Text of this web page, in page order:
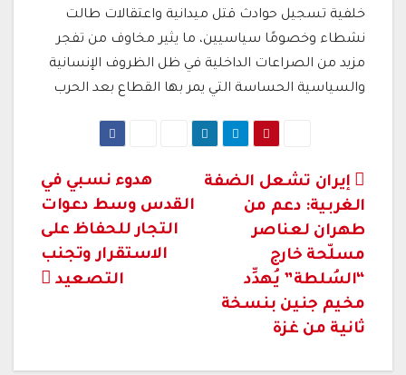
خلفية تسجيل حوادث قتل ميدانية واعتقالات طالت
نشطاء وخصومًا سياسيين، ما يثير مخاوف من تفجر
مزيد من الصراعات الداخلية في ظل الظروف الإنسانية
والسياسية الحساسة التي يمر بها القطاع بعد الحرب
تصفّح
المقالات
هدوء نسبي في
القدس وسط دعوات
التجار للحفاظ على
الاستقرار وتجنب
التصعيد
إيران تشعل الضفة
الغربية: دعم من
طهران لعناصر
مسلّحة خارج
“السُلطة” يُهدِّد
مخيم جنين بنسخة
ثانية من غزة